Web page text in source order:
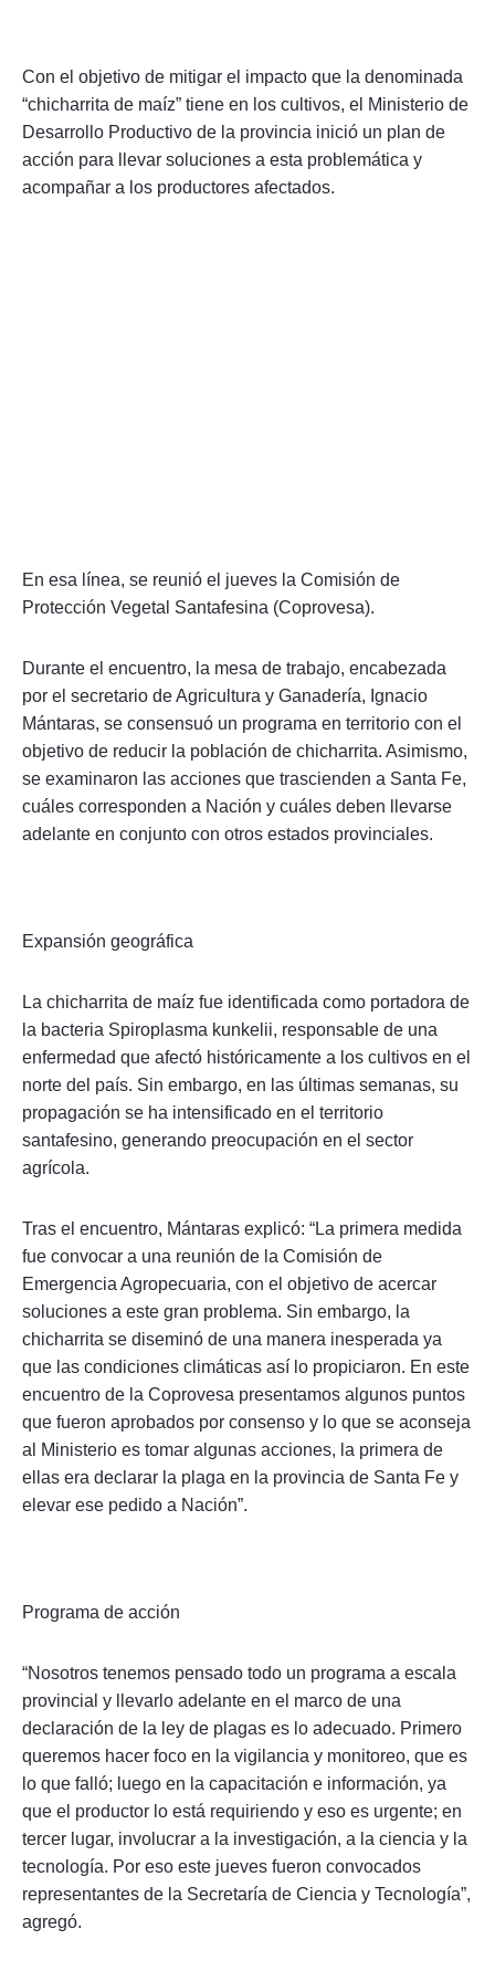
Con el objetivo de mitigar el impacto que la denominada
“chicharrita de maíz” tiene en los cultivos, el Ministerio de
Desarrollo Productivo de la provincia inició un plan de
acción para llevar soluciones a esta problemática y
acompañar a los productores afectados.
En esa línea, se reunió el jueves la Comisión de
Protección Vegetal Santafesina (Coprovesa).
Durante el encuentro, la mesa de trabajo, encabezada
por el secretario de Agricultura y Ganadería, Ignacio
Mántaras, se consensuó un programa en territorio con el
objetivo de reducir la población de chicharrita. Asimismo,
se examinaron las acciones que trascienden a Santa Fe,
cuáles corresponden a Nación y cuáles deben llevarse
adelante en conjunto con otros estados provinciales.
Expansión geográfica
La chicharrita de maíz fue identificada como portadora de
la bacteria Spiroplasma kunkelii, responsable de una
enfermedad que afectó históricamente a los cultivos en el
norte del país. Sin embargo, en las últimas semanas, su
propagación se ha intensificado en el territorio
santafesino, generando preocupación en el sector
agrícola.
Tras el encuentro, Mántaras explicó: “La primera medida
fue convocar a una reunión de la Comisión de
Emergencia Agropecuaria, con el objetivo de acercar
soluciones a este gran problema. Sin embargo, la
chicharrita se diseminó de una manera inesperada ya
que las condiciones climáticas así lo propiciaron. En este
encuentro de la Coprovesa presentamos algunos puntos
que fueron aprobados por consenso y lo que se aconseja
al Ministerio es tomar algunas acciones, la primera de
ellas era declarar la plaga en la provincia de Santa Fe y
elevar ese pedido a Nación”.
Programa de acción
“Nosotros tenemos pensado todo un programa a escala
provincial y llevarlo adelante en el marco de una
declaración de la ley de plagas es lo adecuado. Primero
queremos hacer foco en la vigilancia y monitoreo, que es
lo que falló; luego en la capacitación e información, ya
que el productor lo está requiriendo y eso es urgente; en
tercer lugar, involucrar a la investigación, a la ciencia y la
tecnología. Por eso este jueves fueron convocados
representantes de la Secretaría de Ciencia y Tecnología”,
agregó.